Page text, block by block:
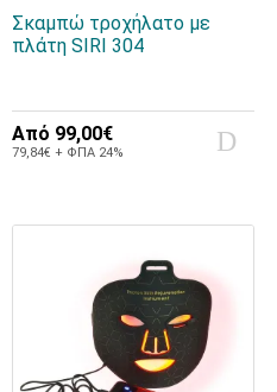
Σκαμπώ τροχήλατο με
πλάτη SIRI 304
Από 99,00€
79,84€ + ΦΠΑ 24%